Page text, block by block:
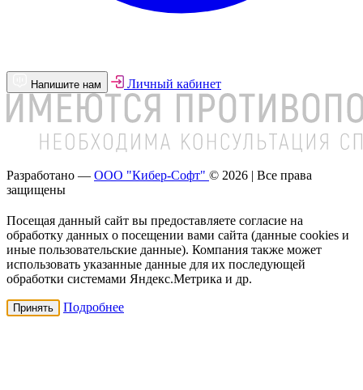
Напишите нам Личный кабинет
Разработано — ООО "Кибер-Софт" © 2026 | Все права
защищены
Посещая данный сайт вы предоставляете согласие на
обработку данных о посещении вами сайта (данные cookies и
иные пользовательские данные). Компания также может
использовать указанные данные для их последующей
обработки системами Яндекс.Метрика и др.
Принять Подробнее